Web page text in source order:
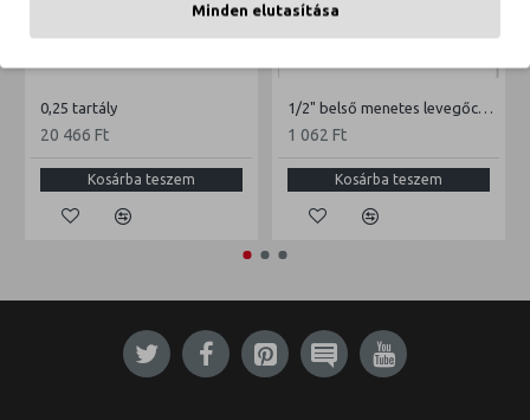
0,25 tartály
20 466 Ft
Kosárba teszem
1/2" belső menetes levegőcsatlakozó
1 062 Ft
Kosárba teszem
Minden elutasítása